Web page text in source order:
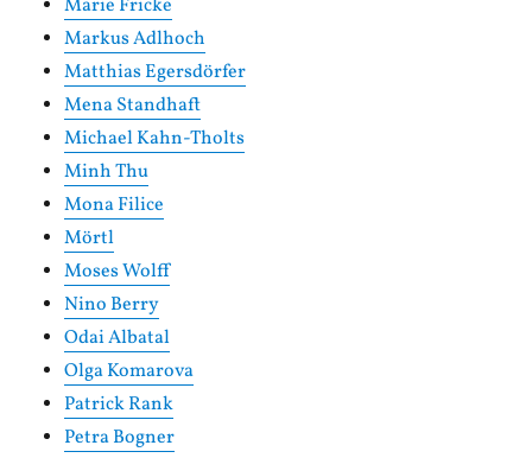
Marie Fricke
Markus Adlhoch
Matthias Egersdörfer
Mena Standhaft
Michael Kahn-Tholts
Minh Thu
Mona Filice
Mörtl
Moses Wolff
Nino Berry
Odai Albatal
Olga Komarova
Patrick Rank
Petra Bogner